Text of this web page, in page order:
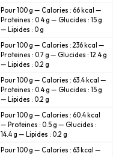
Pour 100 g — Calories : 66 kcal —
Proteines : 0.4 g — Glucides : 15 g
— Lipides : 0 g
Pour 100 g — Calories : 236 kcal —
Proteines : 0.7 g — Glucides : 12.4 g
— Lipides : 0.2 g
Pour 100 g — Calories : 63.4 kcal —
Proteines : 0.4 g — Glucides : 15 g
— Lipides : 0.2 g
Pour 100 g — Calories : 60.4 kcal
— Proteines : 0.5 g — Glucides :
14.4 g — Lipides : 0.2 g
Pour 100 g — Calories : 63 kcal —